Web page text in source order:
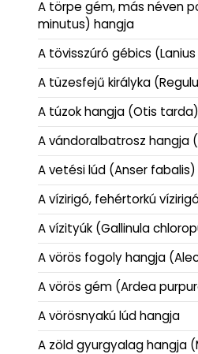
A törpe gém, más néven
minutus) hangja
A tövisszúró gébics
A tüzesfejű királyka
A túzok hangja (Otis tarda)
A vándoralbatrosz hangja
A vetési lúd (Anser
A vízirigó, fehértorkú
A vízityúk (Gallinula
A vörös fogoly hangja
A vörös gém (Ardea
A vörösnyakú lúd hangja
A zöld gyurgyalag hangja